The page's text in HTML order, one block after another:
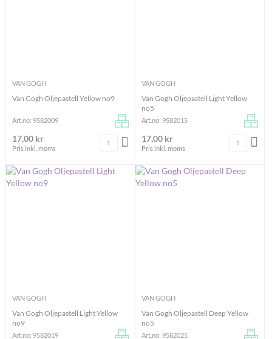
VAN GOGH
Van Gogh Oljepastell Yellow no9
Art.no: 9582009
17,00 kr
Pris inkl. moms
Antal LÄGG I VARUKORGEN
VAN GOGH
Van Gogh Oljepastell Light Yellow
no5
Art.no: 9582015
17,00 kr
Pris inkl. moms
Antal
VAN GOGH
Van Gogh Oljepastell Light Yellow
no9
Art.no: 9582019
VAN GOGH
Van Gogh Oljepastell Deep Yellow
no5
Art.no: 9582025